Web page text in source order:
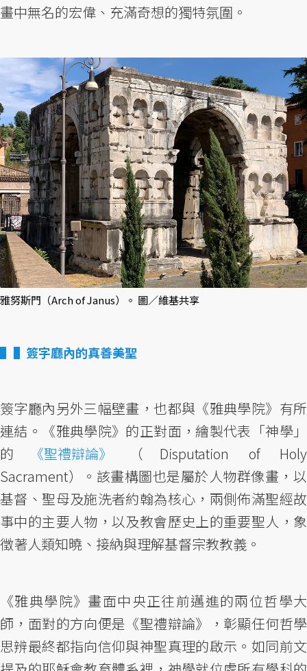
畫中無名的宏偉、充滿奇想的獨特氛圍。
雅努斯門（Arch of Janus）。 圖／維基共享
▌簽字廳內的真善美聖
簽字廳內另外三幅壁畫，也都與《雅典學院》有所
連結。《雅典學院》的正對面，繪製代表「神學」
的
《聖禮辯論》
（Disputation of Holy
Sacrament）。該畫構圖也是屬於人物群像畫，以
基督、聖母及施洗者約翰為核心，兩側佈滿聖經故
事中的主要人物，以及教會歷史上的重要聖人，象
徵著人類知曉、接納與理解基督宗教教義。
《雅典學院》畫面中央正往前邁進的兩位哲學大
師，面對的方向便是《聖禮辯論》，彰顯任何哲學
思辨最終都指向信仰與神聖真理的啟示。如同前文